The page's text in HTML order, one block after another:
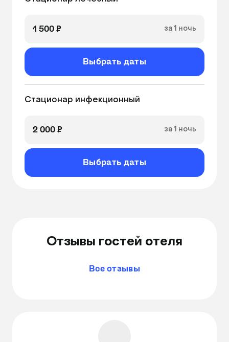
1 500 ₽ за 1 ночь
Выбрать даты
Стационар инфекционный
2 000 ₽ за 1 ночь
Выбрать даты
Отзывы гостей отеля
Все отзывы